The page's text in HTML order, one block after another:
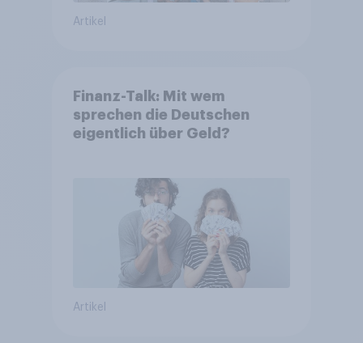
Artikel
Finanz-Talk: Mit wem
sprechen die Deutschen
eigentlich über Geld?
Artikel